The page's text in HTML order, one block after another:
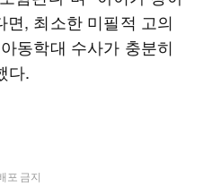
, 최소한 미필적 고의
동학대 수사가 충분히
다.
포 금지